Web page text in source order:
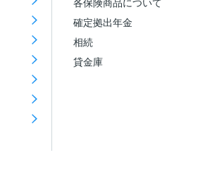
各保険商品について
確定拠出年金
相続
貸金庫